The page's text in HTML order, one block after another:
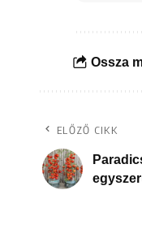
Ossza
ELŐZŐ CIKK